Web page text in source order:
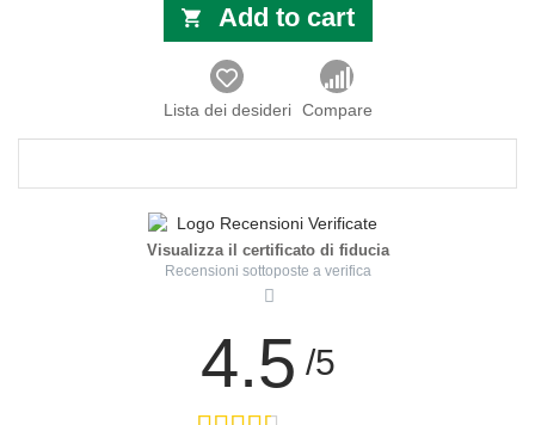
Add to cart
Lista dei desideri Compare
Visualizza il certificato di fiducia
Recensioni sottoposte a verifica
4.5 /5